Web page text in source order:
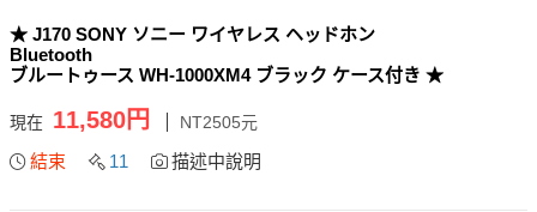
★ J170 SONY ソニー ワイヤレス ヘッドホン
Bluetooth
ブルートゥース WH-1000XM4 ブラック ケース付き ★
現在 11,580円 NT2505元
結束 11 描述中說明